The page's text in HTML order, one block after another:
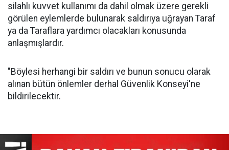
silahlı kuvvet kullanımı da dahil olmak üzere gerekli
görülen eylemlerde bulunarak saldırıya uğrayan Taraf
ya da Taraflara yardımcı olacakları konusunda
anlaşmışlardır.
"Böylesi herhangi bir saldırı ve bunun sonucu olarak
alınan bütün önlemler derhal Güvenlik Konseyi'ne
bildirilecektir.